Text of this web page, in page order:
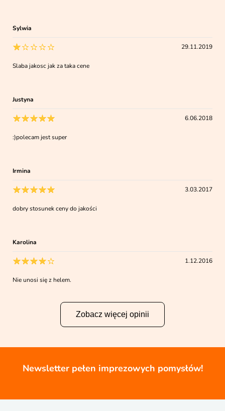
Sylwia
29.11.2019
Slaba jakosc jak za taka cene
Justyna
6.06.2018
:)polecam jest super
Irmina
3.03.2017
dobry stosunek ceny do jakości
Karolina
1.12.2016
Nie unosi się z helem.
Zobacz więcej opinii
Newsletter pełen imprezowych pomysłów!